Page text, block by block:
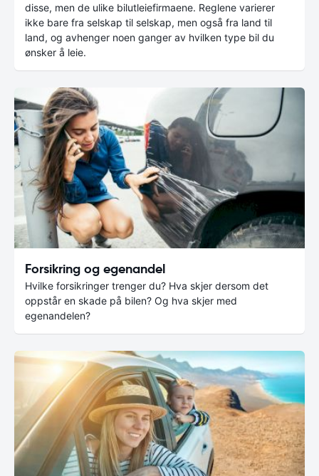
disse, men de ulike bilutleiefirmaene. Reglene varierer
ikke bare fra selskap til selskap, men også fra land til
land, og avhenger noen ganger av hvilken type bil du
ønsker å leie.
Forsikring og egenandel
Hvilke forsikringer trenger du? Hva skjer dersom det
oppstår en skade på bilen? Og hva skjer med
egenandelen?